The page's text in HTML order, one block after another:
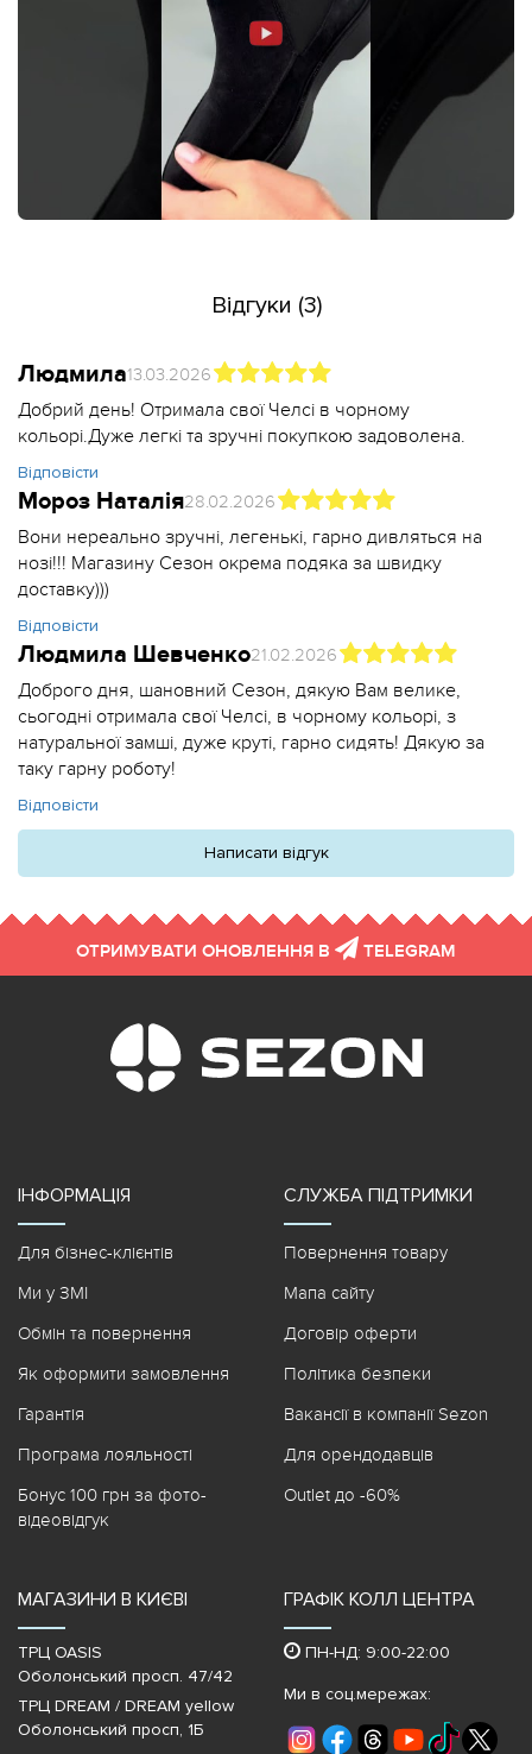
Відгуки (3)
Людмила13.03.2026
Добрий день! Отримала свої Челсі в чорному
кольорі.Дуже легкі та зручні покупкою задоволена.
Відповісти
Мороз Наталія28.02.2026
Вони нереально зручні, легенькі, гарно дивляться на
нозі!!! Магазину Сезон окрема подяка за швидку
доставку)))
Відповісти
Людмила Шевченко21.02.2026
Доброго дня, шановний Сезон, дякую Вам велике,
сьогодні отримала свої Челсі, в чорному кольорі, з
натуральної замші, дуже круті, гарно сидять! Дякую за
таку гарну роботу!
Відповісти
Написати відгук
ОТРИМУВАТИ ОНОВЛЕННЯ В TELEGRAM
ІНФОРМАЦІЯ
Для бізнес-клієнтів
Ми у ЗМІ
Обмін та повернення
Як оформити замовлення
Гарантія
Програма лояльності
Бонус 100 грн за фото-
відеовідгук
СЛУЖБА ПІДТРИМКИ
Повернення товару
Мапа сайту
Договір оферти
Політика безпеки
Вакансії в компанії Sezon
Для орендодавців
Outlet до -60%
МАГАЗИНИ В КИЄВІ
ТРЦ OASIS
Оболонський просп. 47/42
ТРЦ DREAM / DREAM yellow
Оболонський просп, 1Б
ГРАФІК КОЛЛ ЦЕНТРА
ПН-НД: 9:00-22:00
Ми в соц.мережах: